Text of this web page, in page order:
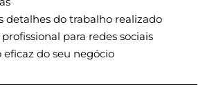
detalhes do trabalho realizado
para redes sociais
eficaz do seu negócio